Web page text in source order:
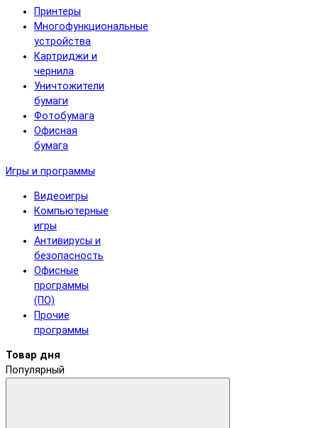
Принтеры
Многофункциональные
устройства
Картриджи и
чернила
Уничтожители
бумаги
Фотобумага
Офисная
бумага
Игры и программы
Видеоигры
Компьютерные
игры
Антивирусы и
безопасность
Офисные
программы
(ПО)
Прочие
программы
Товар дня
Популярный